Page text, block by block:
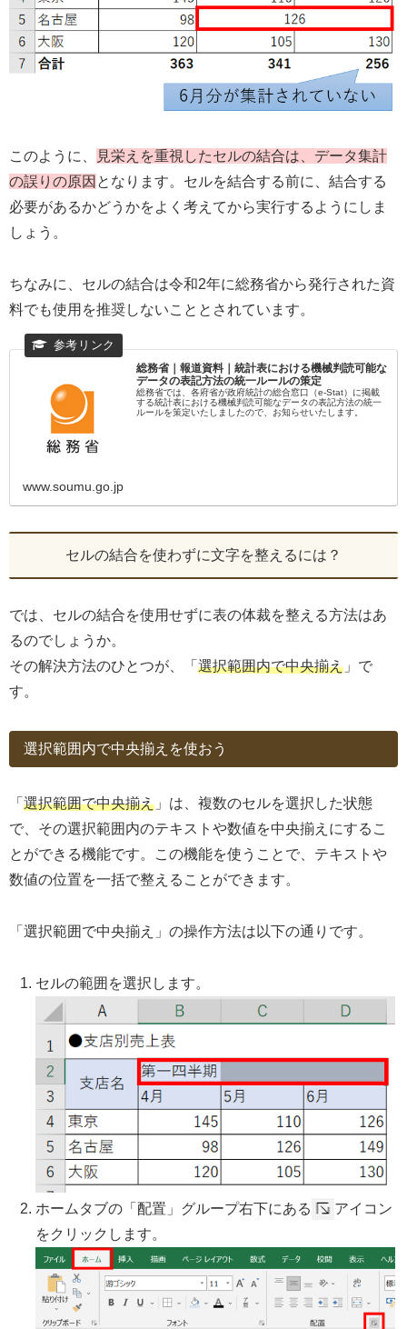
このように、
見栄えを重視したセルの結合は、データ集計
の誤りの原因 となります。セルを結合する前に、結合する
必要があるかどうかをよく考えてから実行するようにしま
しょう。
ちなみに、セルの結合は令和2年に総務省から発行された資
料でも使用を推奨しないこととされています。
総務省｜報道資料｜統計表における機械判読可能な
データの表記方法の統一ルールの策定
総務省では、各府省が政府統計の総合窓口（e-Stat）に掲載
する統計表における機械判読可能なデータの表記方法の統一
ルールを策定いたしましたので、お知らせいたします。
www.soumu.go.jp
セルの結合を使わずに文字を整えるには？
では、セルの結合を使用せずに表の体裁を整える方法はあ
るのでしょうか。
その解決方法のひとつが、「 選択範囲内で中央揃え 」で
す。
選択範囲内で中央揃えを使おう
「 選択範囲で中央揃え 」は、複数のセルを選択した状態
で、その選択範囲内のテキストや数値を中央揃えにするこ
とができる機能です。この機能を使うことで、テキストや
数値の位置を一括で整えることができます。
「選択範囲で中央揃え」の操作方法は以下の通りです。
セルの範囲を選択します。
ホームタブの「配置」グループ右下にある
アイコン
をクリックします。